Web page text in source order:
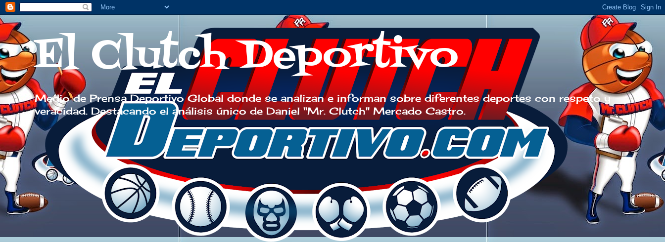
El Clutch Deportivo
Medio de Prensa Deportivo Global donde se analizan e informan sobre diferentes deportes con respeto y
veracidad. Destacando el análisis único de Daniel "Mr. Clutch" Mercado Castro.